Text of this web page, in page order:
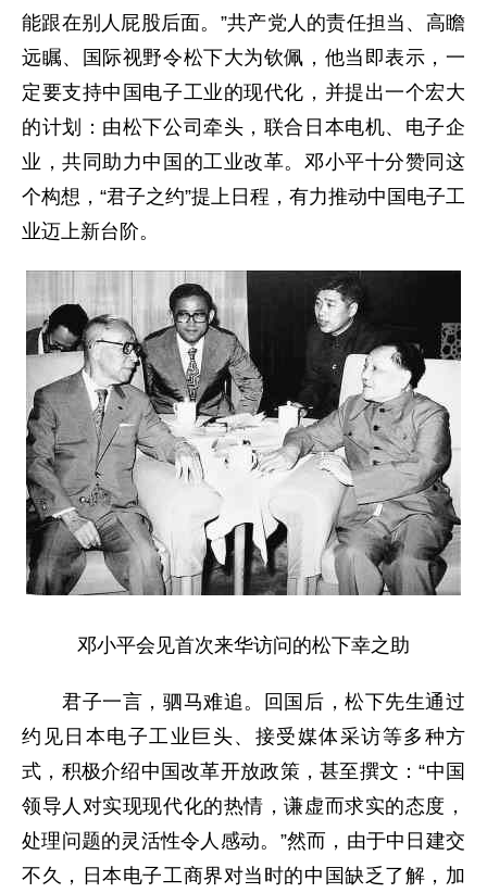
能跟在别人屁股后面。”共产党人的责任担当、高瞻
远瞩、国际视野令松下大为钦佩，他当即表示，一
定要支持中国电子工业的现代化，并提出一个宏大
的计划：由松下公司牵头，联合日本电机、电子企
业，共同助力中国的工业改革。邓小平十分赞同这
个构想，“君子之约”提上日程，有力推动中国电子工
业迈上新台阶。
邓小平会见首次来华访问的松下幸之助
君子一言，驷马难追。回国后，松下先生通过
约见日本电子工业巨头、接受媒体采访等多种方
式，积极介绍中国改革开放政策，甚至撰文：“中国
领导人对实现现代化的热情，谦虚而求实的态度，
处理问题的灵活性令人感动。”然而，由于中日建交
不久，日本电子工商界对当时的中国缺乏了解，加